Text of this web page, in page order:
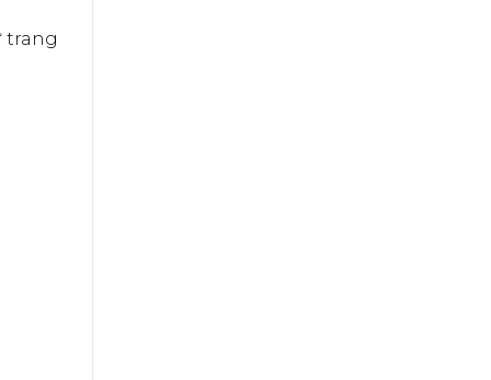
trang